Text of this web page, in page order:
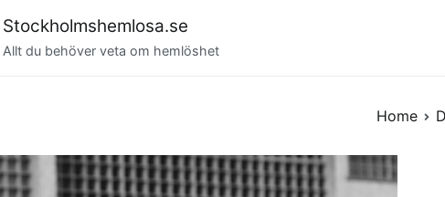
Stockholmshemlosa.se
Allt du behöver veta om hemlöshet
Home